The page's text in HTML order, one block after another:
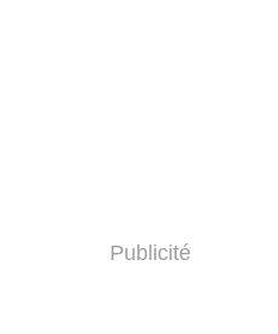
Publicité